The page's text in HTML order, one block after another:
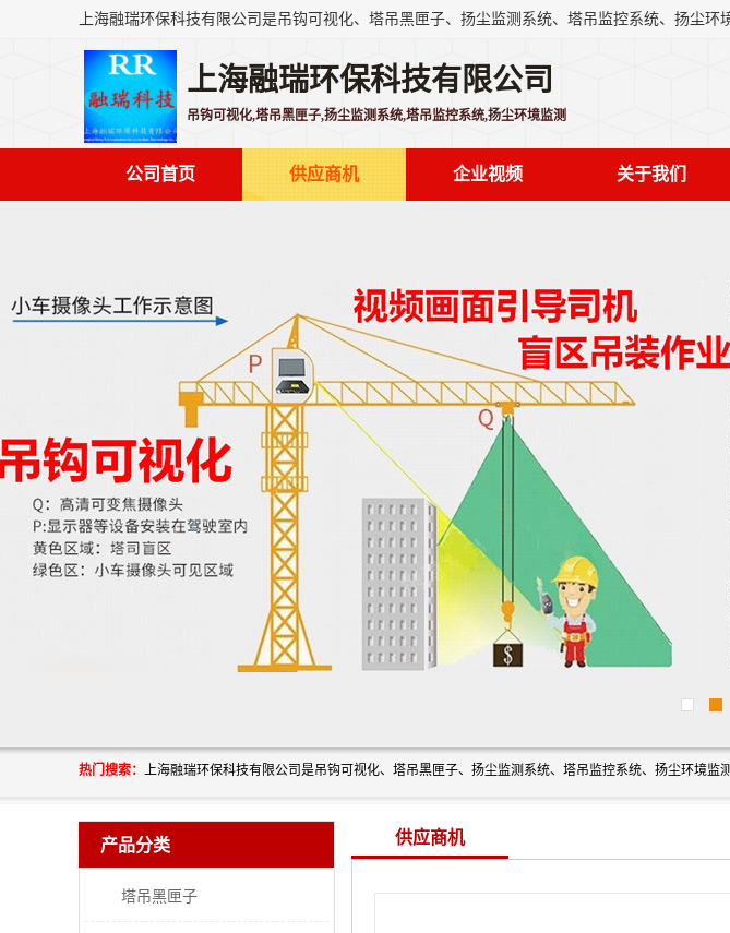
上海融瑞环保科技有限公司
吊钩可视化,塔吊黑匣子,扬尘监测系统,塔吊监控系统,扬尘环境监测
公司首页 供应商机 企业视频 关于我们
热门搜索：
产品分类
塔吊黑匣子
供应商机